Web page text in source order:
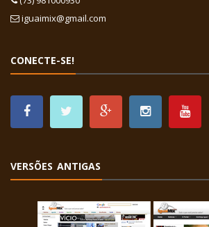
iguaimix@gmail.com
CONECTE-SE!
VERSÕES ANTIGAS